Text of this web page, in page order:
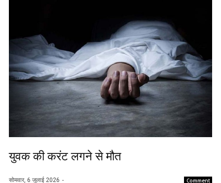
युवक की करंट लगने से मौत
सोमवार, 6 जुलाई 2026 Comment